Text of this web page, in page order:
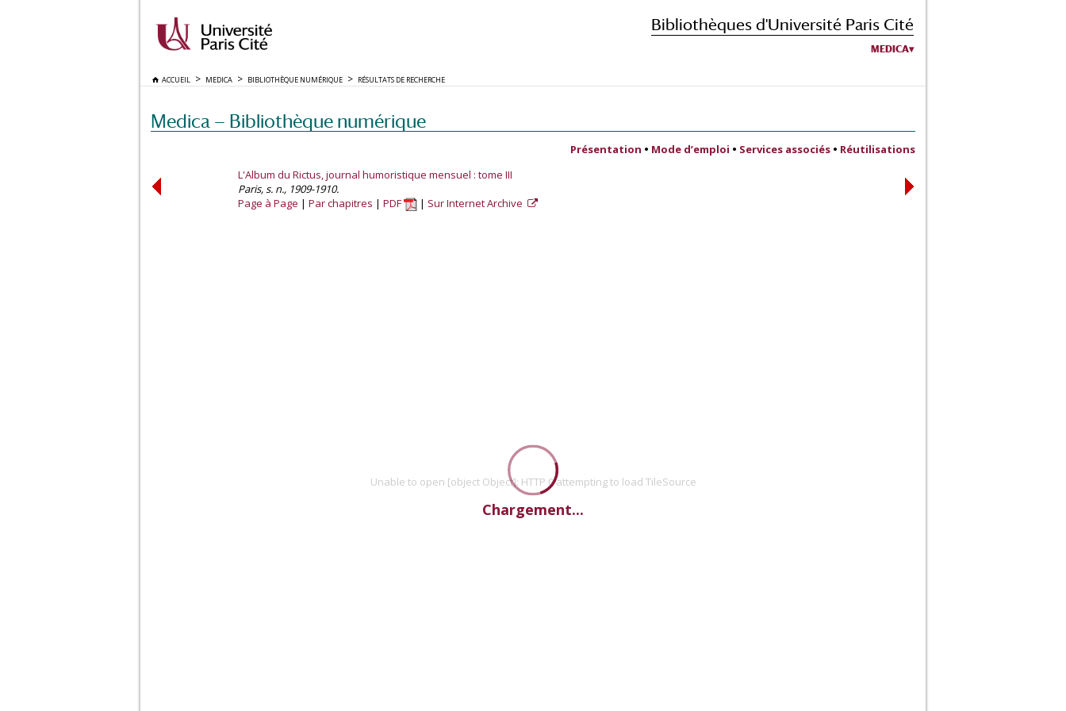
Bibliothèques d'Université Paris Cité
MEDICA
ACCUEIL MEDICA BIBLIOTHÈQUE NUMÉRIQUE RÉSULTATS DE RECHERCHE
Medica — Bibliothèque numérique
Présentation • Mode d’emploi • Services associés • Réutilisations
L'Album du Rictus, journal humoristique mensuel : tome III
Paris, s. n., 1909-1910.
Page à Page
Par chapitres PDF Sur Internet Archive
Unable to open [object Object]: HTTP 0 attempting to load TileSource
Chargement...